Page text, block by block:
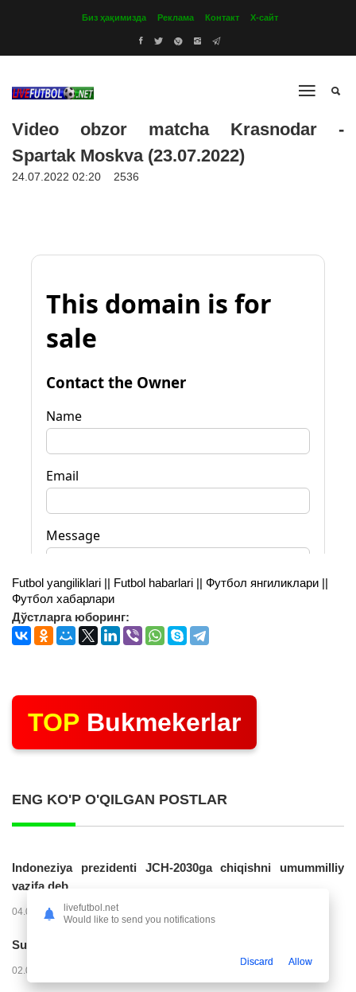
Биз ҳақимизда Реклама Контакт Х-сайт
Video obzor matcha Krasnodar -
Spartak Moskva (23.07.2022)
24.07.2022 02:20 2536
Futbol yangiliklari || Futbol habarlari || Футбол янгиликлари ||
Футбол хабарлари
Дўстларга юборинг:
TOP Bukmekerlar
ENG KO'P O'QILGAN POSTLAR
Indoneziya prezidenti JCH-2030ga chiqishni umummilliy
vazifa deb...
04.08.2026 02:11 14220
Superliga. “Buxoro” - “Lokomotiv”...
02.08.2026 03:08
livefutbol.net
Would like to send you notifications
Discard Allow